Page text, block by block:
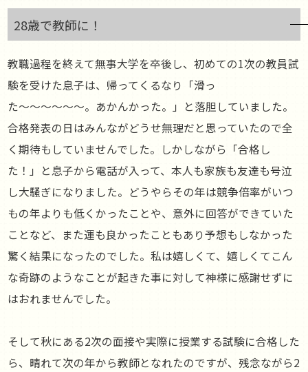
28歳で教師に！
教職過程を終えて無事大学を卒後し、初めての1次の教員試
験を受けた息子は、帰ってくるなり「滑っ
た〜〜〜〜〜〜。あかんかった。」と落胆していました。
合格発表の日はみんながどうせ無理だと思っていたので全
く期待もしていませんでした。しかしながら「合格し
た！」と息子から電話が入って、本人も家族も友達も号泣
し大騒ぎになりました。どうやらその年は競争倍率がいつ
もの年よりも低くかったことや、意外に回答ができていた
ことなど、また運も良かったこともあり予想もしなかった
驚く結果になったのでした。私は嬉しくて、嬉しくてこん
な奇跡のようなことが起きた事に対して神様に感謝せずに
はおれませんでした。
そして秋にある2次の面接や実際に授業する試験に合格した
ら、晴れて次の年から教師となれたのですが、残念ながら2